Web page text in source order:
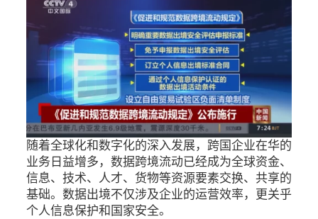
随着全球化和数字化的深入发展，跨国企业在华的
业务日益增多，数据跨境流动已经成为全球资金、
信息、技术、人才、货物等资源要素交换、共享的
基础。数据出境不仅涉及企业的运营效率，更关乎
个人信息保护和国家安全。